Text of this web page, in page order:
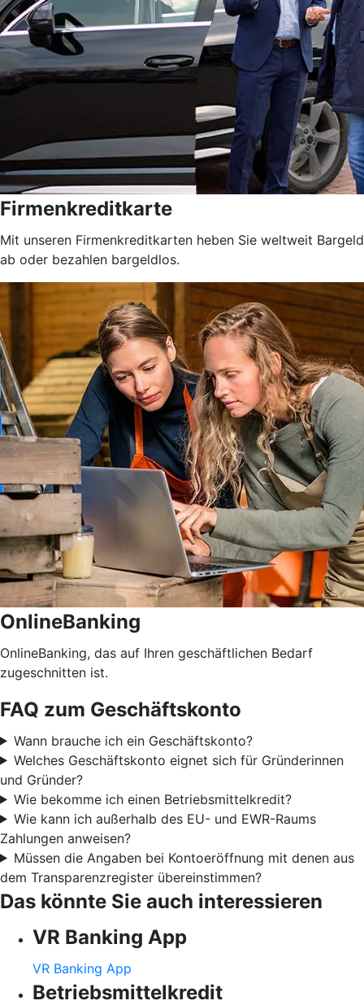
Firmenkreditkarte
Mit unseren Firmenkreditkarten heben Sie weltweit Bargeld
ab oder bezahlen bargeldlos.
OnlineBanking
OnlineBanking, das auf Ihren geschäftlichen Bedarf
zugeschnitten ist.
FAQ zum Geschäftskonto
Wann brauche ich ein Geschäftskonto?
Welches Geschäftskonto eignet sich für Gründerinnen
und Gründer?
Wie bekomme ich einen Betriebsmittelkredit?
Wie kann ich außerhalb des EU- und EWR-Raums
Zahlungen anweisen?
Müssen die Angaben bei Kontoeröffnung mit denen aus
dem Transparenzregister übereinstimmen?
Das könnte Sie auch interessieren
VR Banking App
VR Banking App
Betriebsmittelkredit